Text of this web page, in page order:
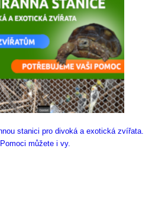
stanici pro divoká a exotická zvířata.
Pomoci můžete i vy.